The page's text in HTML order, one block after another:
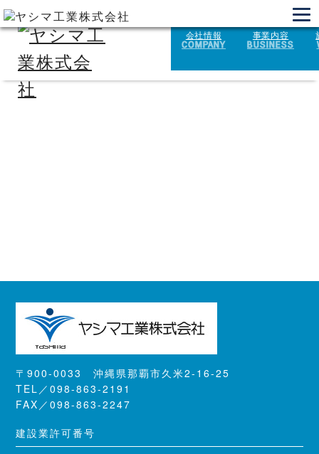
会社情報
COMPANY
事業内容
BUSINESS
〒900-0033 沖縄県那覇市久米2-16-25
TEL／098-863-2191
FAX／098-863-2247
建設業許可番号